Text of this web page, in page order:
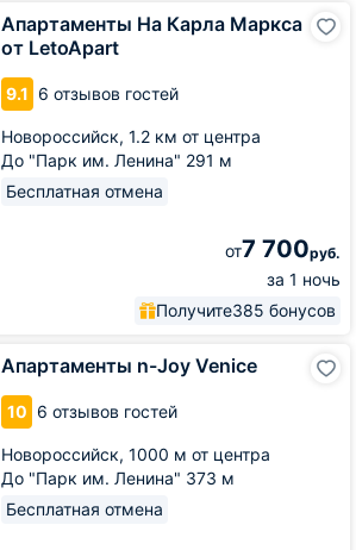
Апартаменты На Карла Маркса
от LetoApart
9.1 6 отзывов гостей
Новороссийск, 1.2 км от центра
До "Парк им. Ленина" 291 м
Бесплатная отмена
от7 700руб.
за 1 ночь
Получите385 бонусов
Апартаменты n-Joy Venice
10 6 отзывов гостей
Новороссийск, 1000 м от центра
До "Парк им. Ленина" 373 м
Бесплатная отмена